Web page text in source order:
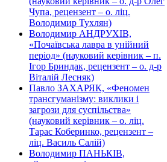
Чупа, рецензент – о. ліц.
Володимир Тухлян)
Володимир АНДРУХІВ,
«Почаївська лавра в унійний
період» (науковий керівник – п.
Ігор Бриндак, рецензент – о. д-р
Віталій Лесняк)
Павло ЗАХАРЯК, «Феномен
трансгуманізму: виклики і
загрози для суспільства»
(науковий керівник – о. ліц.
Тарас Коберинко, рецензент –
ліц. Василь Салій)
Володимир ПАНЬКІВ,